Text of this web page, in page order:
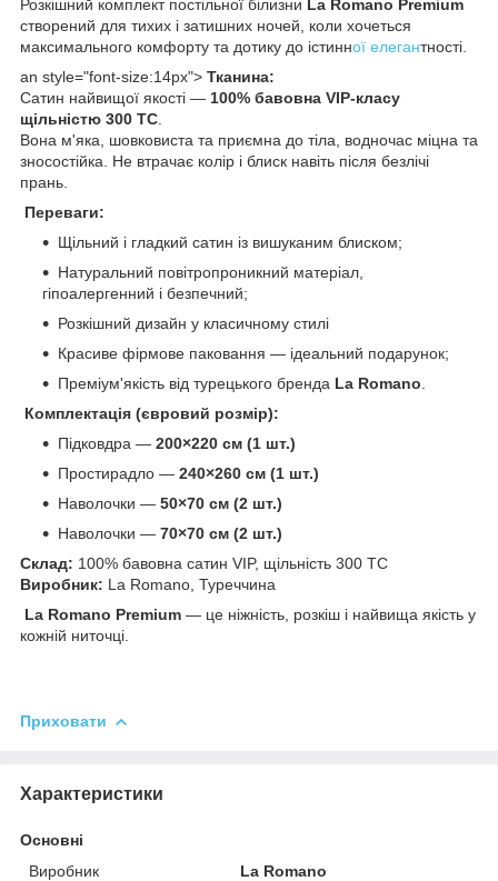
Розкішний комплект постільної білизни La Romano Premium
створений для тихих і затишних ночей, коли хочеться
максимального комфорту та дотику до істинної елегантності.
an style="font-size:14px"> Тканина:
Сатин найвищої якості — 100% бавовна VIP-класу
щільністю 300 TC.
Вона м'яка, шовковиста та приємна до тіла, водночас міцна та
зносостійка. Не втрачає колір і блиск навіть після безлічі
прань.
Переваги:
Щільний і гладкий сатин із вишуканим блиском;
Натуральний повітропроникний матеріал,
гіпоалергенний і безпечний;
Розкішний дизайн у класичному стилі
Красиве фірмове паковання — ідеальний подарунок;
Преміум'якість від турецького бренда La Romano.
Комплектація (євровий розмір):
Підковдра — 200×220 см (1 шт.)
Простирадло — 240×260 см (1 шт.)
Наволочки — 50×70 см (2 шт.)
Наволочки — 70×70 см (2 шт.)
Склад: 100% бавовна сатин VIP, щільність 300 TC
Виробник: La Romano, Туреччина
La Romano Premium — це ніжність, розкіш і найвища якість у
кожній ниточці.
Приховати
Характеристики
Основні
Виробник
La Romano